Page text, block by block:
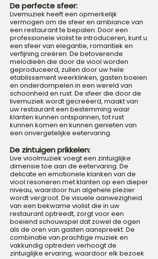
De perfecte sfeer:
Livemuziek heeft een opmerkelijk
vermogen om de sfeer en ambiance van
een restaurant te bepalen. Door een
professionele violist te introduceren, kunt u
een sfeer van elegantie, romantiek en
verfijning creëren. De betoverende
melodieën die door de viool worden
geproduceerd, zullen door uw hele
etablissement weerklinken, gasten boeien
en onderdompelen in een wereld van
schoonheid en rust. De sfeer die door de
livemuziek wordt gecreëerd, maakt van
uw restaurant een bestemming waar
klanten kunnen ontspannen, tot rust
kunnen komen en kunnen genieten van
een onvergetelijke eetervaring.
De zintuigen prikkelen:
Live vioolmuziek voegt een zintuiglijke
dimensie toe aan de eetervaring. De
delicate en emotionele klanken van de
viool resoneren met klanten op een dieper
niveau, waardoor hun algehele plezier
wordt vergroot. De visuele aanwezigheid
van een bekwame violist die in uw
restaurant optreedt, zorgt voor een
boeiend schouwspel dat zowel de ogen
als de oren van gasten aanspreekt. De
combinatie van prachtige muziek en
vakkundig optreden verhoogt de
zintuiglijke ervaring, waardoor elk bezoek